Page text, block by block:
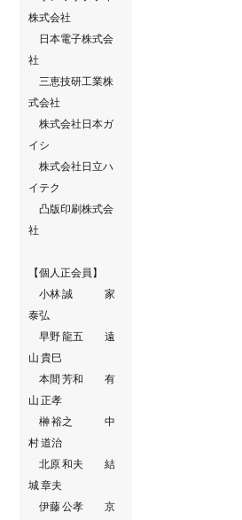
株式会社
日本電子株式会
社
三恵技研工業株
式会社
株式会社日本ガ
イシ
株式会社日立ハ
イテク
凸版印刷株式会
社
【個人正会員】
小林 誠 家
泰弘
早野 龍五 遠
山 貴巳
本間 芳和 有
山 正孝
榊 裕之 中
村 道治
北原 和夫 結
城 章夫
伊藤 公孝 京